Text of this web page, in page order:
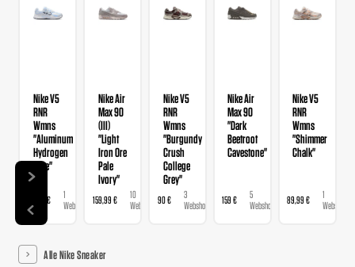
Nike V5
RNR
Wmns
"Aluminum
Hydrogen
Blue"
89,99 €
1
Webshop
Nike Air
Max 90
(III)
"Light
Iron Ore
Pale
Ivory"
159,99 €
10
Webshops
Nike V5
RNR
Wmns
"Burgundy
Crush
College
Grey"
90 €
3
Webshops
Nike Air
Max 90
"Dark
Beetroot
Cavestone"
159 €
5
Webshops
Nike V5
RNR
Wmns
"Shimmer
Chalk"
89,99 €
1
Webshop
Alle Nike Sneaker